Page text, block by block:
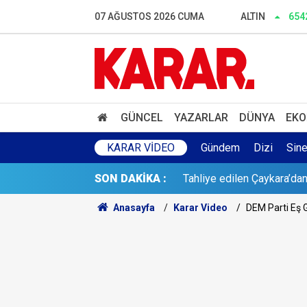
07 AĞUSTOS 2026 CUMA ALTIN
GÜNCEL YAZARLAR DÜNYA
KARAR VIDEO Gündem Dizi
SON DAKİKA :
Dalgıçlar bile işin
SONAR anketinde Yeni
Tahliye edilen
Cezayir demiryolu tekeri
Günaydın YENİ Parti
Anasayfa Karar Video DEM Parti Eş